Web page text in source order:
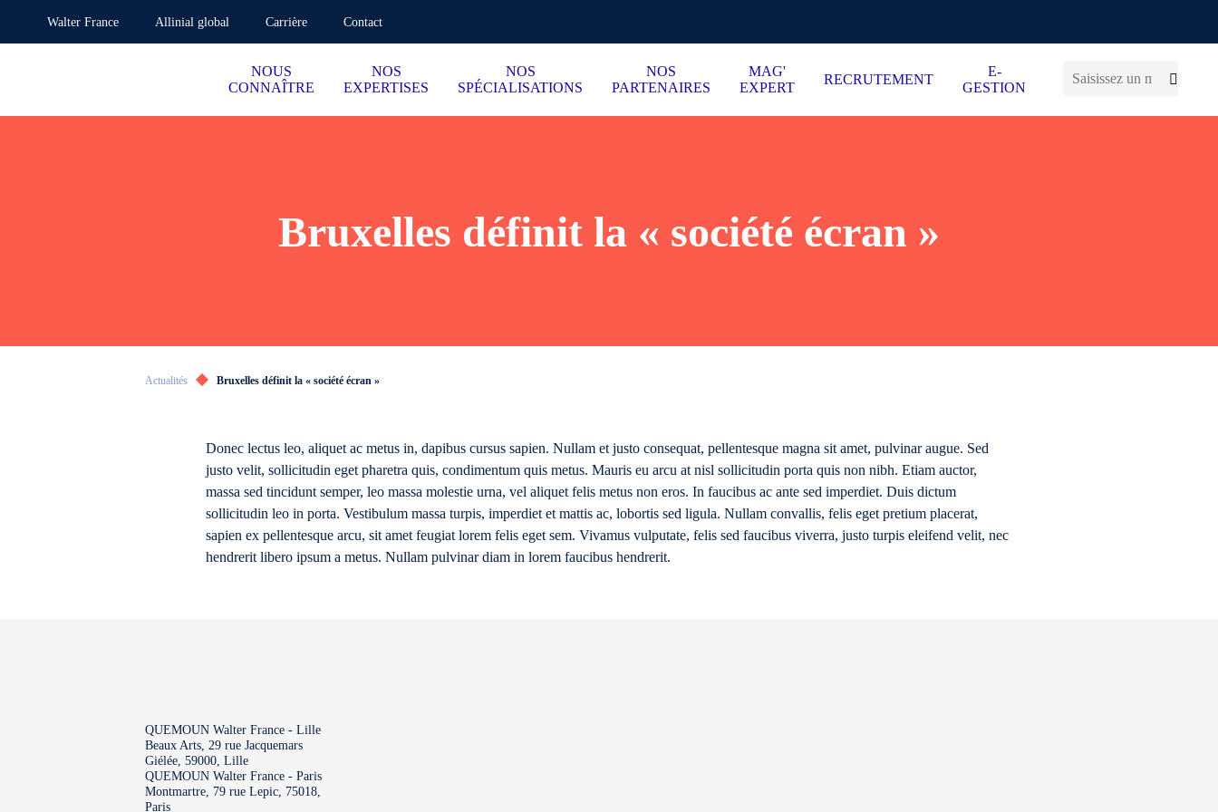
Walter France Allinial global Carrière Contact
NOUS
CONNAÎTRE
NOS
EXPERTISES
NOS
SPÉCIALISATIONS
NOS
PARTENAIRES
MAG'
EXPERT
RECRUTEMENT
E-
GESTION
Bruxelles définit la « société écran »
Actualités Bruxelles définit la « société écran »
Donec lectus leo, aliquet ac metus in, dapibus cursus sapien. Nullam et justo consequat, pellentesque magna sit amet, pulvinar augue. Sed
justo velit, sollicitudin eget pharetra quis, condimentum quis metus. Mauris eu arcu at nisl sollicitudin porta quis non nibh. Etiam auctor,
massa sed tincidunt semper, leo massa molestie urna, vel aliquet felis metus non eros. In faucibus ac ante sed imperdiet. Duis dictum
sollicitudin leo in porta. Vestibulum massa turpis, imperdiet et mattis ac, lobortis sed ligula. Nullam convallis, felis eget pretium placerat,
sapien ex pellentesque arcu, sit amet feugiat lorem felis eget sem. Vivamus vulputate, felis sed faucibus viverra, justo turpis eleifend velit, nec
hendrerit libero ipsum a metus. Nullam pulvinar diam in lorem faucibus hendrerit.
QUEMOUN Walter France - Lille
Beaux Arts, 29 rue Jacquemars
Giélée, 59000, Lille
QUEMOUN Walter France - Paris
Montmartre, 79 rue Lepic, 75018,
Paris